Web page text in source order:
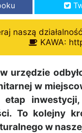
naszą
KAWA:
urzędzie
w
To kolejny
w